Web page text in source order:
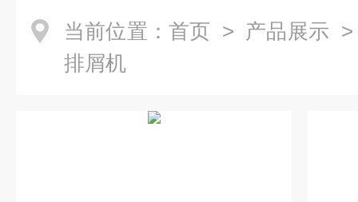
当前位置： 首页 > 产品展示
排屑机